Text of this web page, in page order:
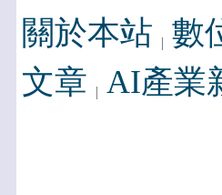
關於本站 數
文章 AI產業